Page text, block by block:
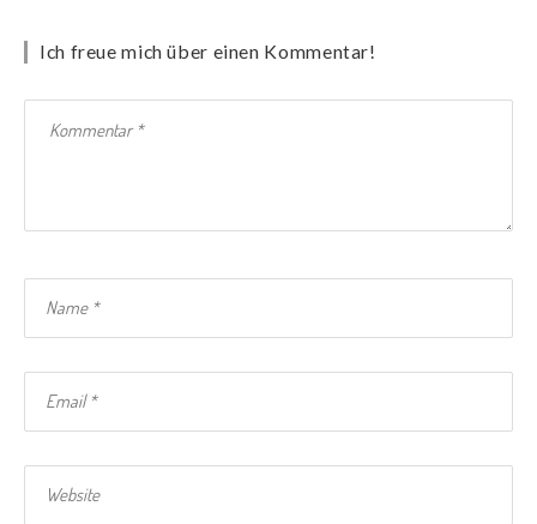
Ich freue mich über einen Kommentar!